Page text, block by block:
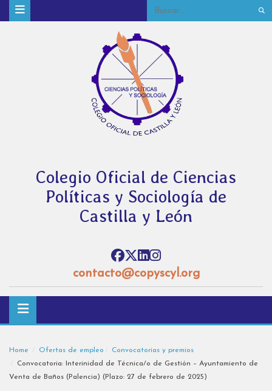
Colegio Oficial de Ciencias
Políticas y Sociología de
Castilla y León
contacto@copyscyl.org
Home Ofertas de empleo
Convocatorias y premios
Convocatoria: Interinidad de Técnica/o de Gestión – Ayuntamiento de
Venta de Baños (Palencia) (Plazo: 27 de febrero de 2025)